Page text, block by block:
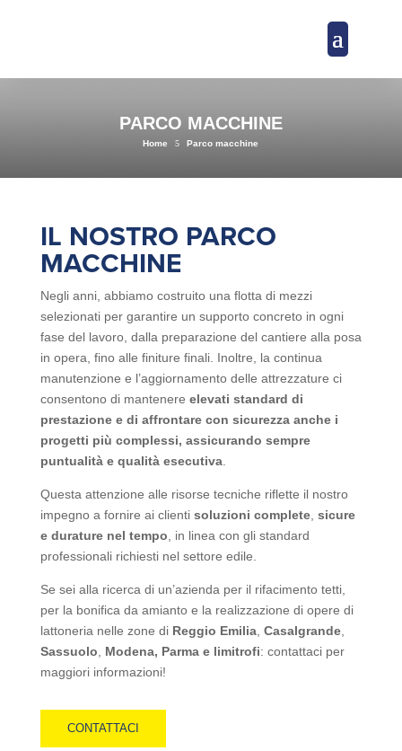
PARCO MACCHINE
Home 5 Parco macchine
IL NOSTRO PARCO
MACCHINE
Negli anni, abbiamo costruito una flotta di mezzi
selezionati per garantire un supporto concreto in ogni
fase del lavoro, dalla preparazione del cantiere alla posa
in opera, fino alle finiture finali. Inoltre, la continua
manutenzione e l’aggiornamento delle attrezzature ci
consentono di mantenere elevati standard di
prestazione e di affrontare con sicurezza anche i
progetti più complessi, assicurando sempre
puntualità e qualità esecutiva.
Questa attenzione alle risorse tecniche riflette il nostro
impegno a fornire ai clienti soluzioni complete, sicure
e durature nel tempo , in linea con gli standard
professionali richiesti nel settore edile.
Se sei alla ricerca di un’azienda per il rifacimento tetti,
per la bonifica da amianto e la realizzazione di opere di
lattoneria nelle zone di Reggio Emilia, Casalgrande,
Sassuolo
Modena, Parma e limitrofi: contattaci per
maggiori informazioni!
CONTATTACI